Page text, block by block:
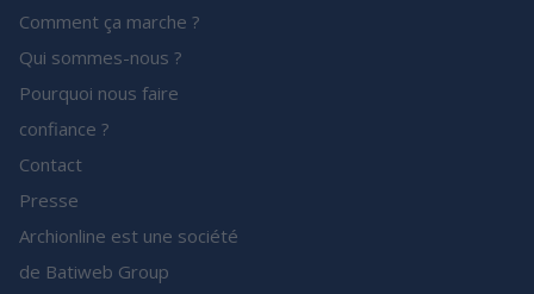
Comment ça marche ?
Qui sommes-nous ?
Pourquoi nous faire
confiance ?
Contact
Presse
Archionline est une société
de Batiweb Group